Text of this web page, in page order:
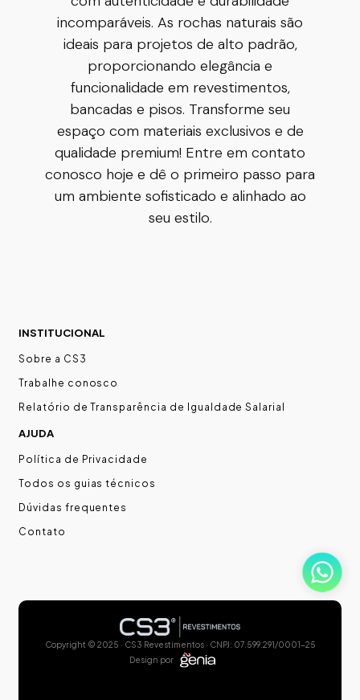
incomparáveis. As rochas naturais são
ideais para projetos de alto padrão,
proporcionando elegância e
funcionalidade em revestimentos,
bancadas e pisos. Transforme seu
espaço com materiais exclusivos e de
qualidade premium! Entre em contato
conosco hoje e dê o primeiro passo para
um ambiente sofisticado e alinhado ao
seu estilo.
INSTITUCIONAL
Sobre a CS3
Trabalhe conosco
Relatório de Transparência de Igualdade Salarial
AJUDA
Política de Privacidade
Todos os guias técnicos
Dúvidas frequentes
Contato
Copyright © 2025 · CS3 Revestimentos · CNPJ: 07.599.291/0001-25
Design por